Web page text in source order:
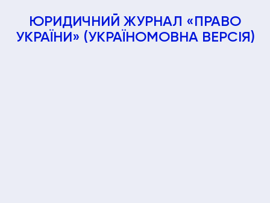
ЮРИДИЧНИЙ ЖУРНАЛ «ПРАВО
УКРАЇНИ» (УКРАЇНОМОВНА ВЕРСІЯ)